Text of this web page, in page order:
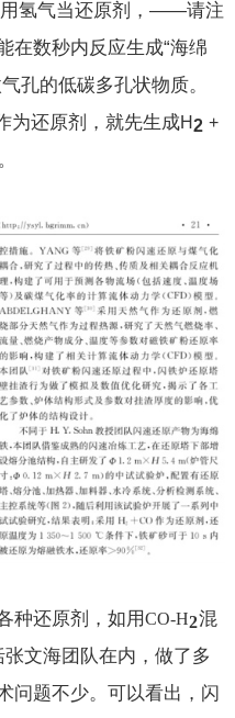
氢气当还原剂，——请注
数秒内反应生成“海绵
孔的低碳多孔状物质。
为还原剂，就先生成H2 +
种还原剂，如用CO-H2混
文海团队在内，做了多
问题不少。可以看出，闪